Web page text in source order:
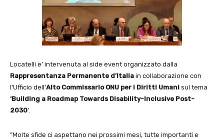
Locatelli e’ intervenuta al side event organizzato dalla
Rappresentanza Permanente d’Italia in collaborazione con
l’Ufficio dell’Alto Commissario ONU per i Diritti Umani sul tema
‘Building a Roadmap Towards Disability-Inclusive Post-
2030‘.
”Molte sfide ci aspettano nei prossimi mesi, tutte importanti e